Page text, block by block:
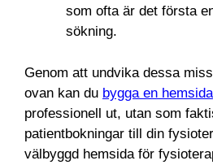
som ofta är det första
sökning.
Genom att undvika dessa
ovan kan du bygga en hemsida
professionell ut, utan som
patientbokningar till din
välbyggd hemsida för